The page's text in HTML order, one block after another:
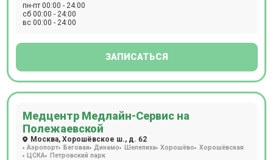
пн-пт 00:00 - 24:00
сб 00:00 - 24:00
вс 00:00 - 24:00
ЗАПИСАТЬСЯ
Медцентр Медлайн-Сервис на
Полежаевской
Москва, Хорошёвское ш., д. 62
Аэропорт Беговая Динамо Шелепиха Хорошёво Хорошёвская
ЦСКА Петровский парк